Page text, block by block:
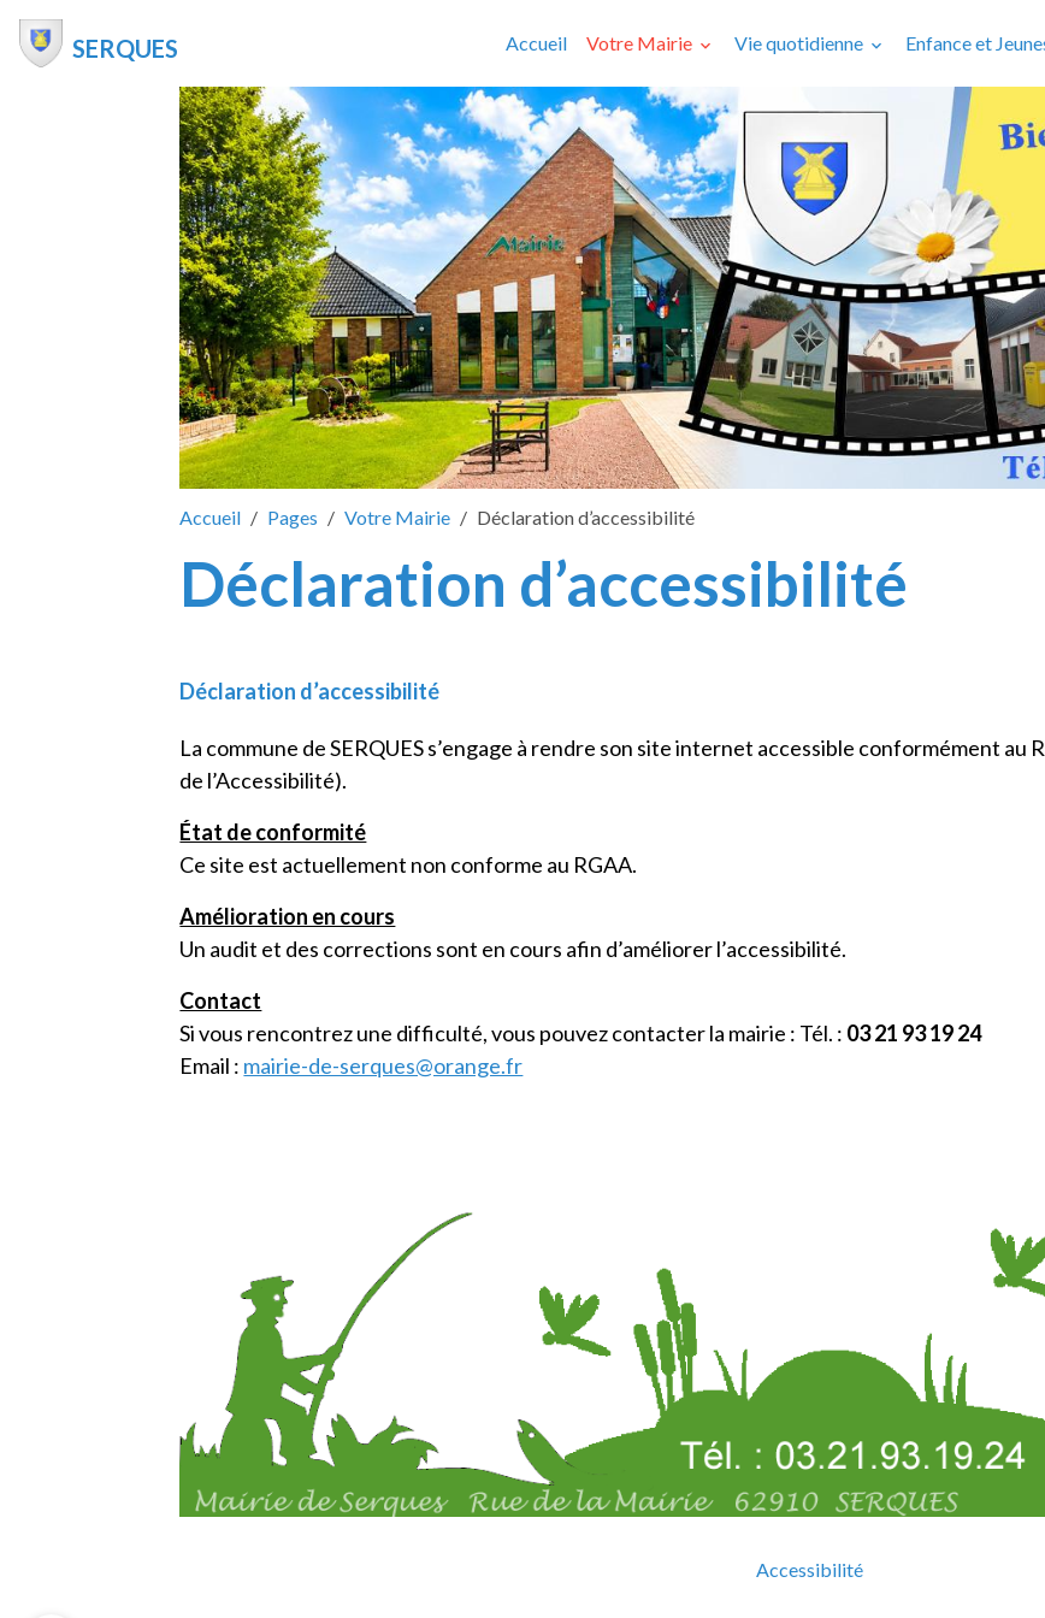
SERQUES Accueil Votre Mairie Vie quotidienne Enfance et
Accueil Pages Votre Mairie Déclaration d’accessibilité
Déclaration d’accessibilité
Déclaration d’accessibilité
La commune de SERQUES s’engage à rendre son site internet accessible conformément au
de l’Accessibilité).
État de conformité
Ce site est actuellement non conforme au RGAA.
Amélioration en cours
Un audit et des corrections sont en cours afin d’améliorer l’accessibilité.
Contact
Si vous rencontrez une difficulté, vous pouvez contacter la mairie : Tél. : 03 21 93 19 24
Email : mairie-de-serques@orange.fr
Accessibilité